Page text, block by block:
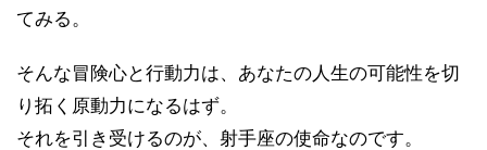
てみる。
そんな冒険心と行動力は、あなたの人生の可能性を切
り拓く原動力になるはず。
それを引き受けるのが、射手座の使命なのです。